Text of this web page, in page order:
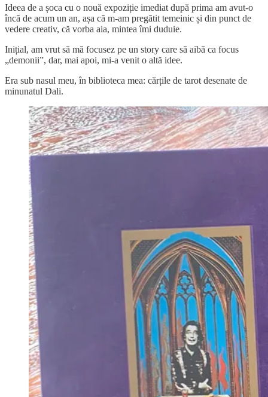
Ideea de a șoca cu o nouă expoziție imediat după prima am avut-o
încă de acum un an, așa că m-am pregătit temeinic și din punct de
vedere creativ, că vorba aia, mintea îmi duduie.
Inițial, am vrut să mă focusez pe un story care să aibă ca focus
„demonii”, dar, mai apoi, mi-a venit o altă idee.
Era sub nasul meu, în biblioteca mea: cărțile de tarot desenate de
minunatul Dali.